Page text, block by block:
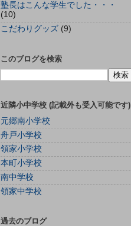
塾長はこんな学生でした・・・
(10)
こだわりグッズ (9)
このブログを検索
近隣小中学校 (記載外も受入可能です)
元郷南小学校
舟戸小学校
領家小学校
本町小学校
南中学校
領家中学校
過去のブログ